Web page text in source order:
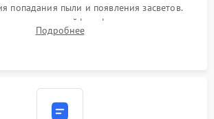
попадания пыли и появления засветов.
шлейфов, фиксация плат и
пластикового корпуса монитора.
Подробнее